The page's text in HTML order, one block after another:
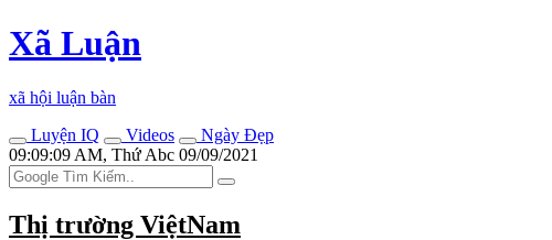
Xã Luận
xã hội luận bàn
Luyện IQ
Videos
Ngày Đẹp
09:09:09 AM, Thứ Abc 09/09/2021
Thị trường ViệtNam